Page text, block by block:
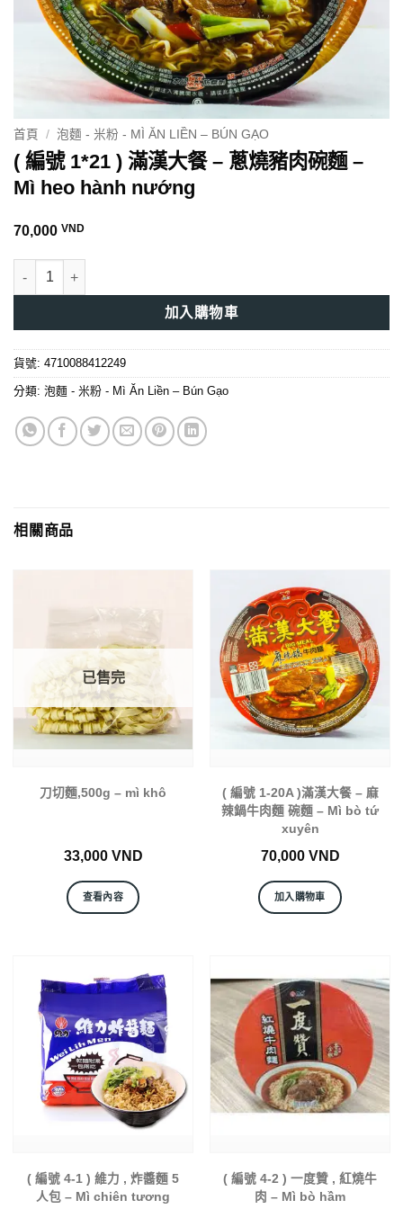
首頁 / 泡麵 - 米粉 - MÌ ĂN LIỀN – BÚN GẠO
( 編號 1*21 ) 滿漢大餐 – 蔥燒豬肉碗麵 –
Mì heo hành nướng
70,000 VND
( 編號 1*21 ) 滿漢大餐 - 蔥燒豬肉碗麵 - Mì heo hành nướng 數量
加入購物車
貨號: 4710088412249
分類: 泡麵 - 米粉 - Mì Ăn Liền – Bún Gạo
相關商品
已售完
刀切麵,500g – mì khô
33,000 VND
查看內容
( 編號 1-20A )滿漢大餐 – 麻
辣鍋牛肉麵 碗麵 – Mì bò tứ
xuyên
70,000 VND
加入購物車
( 編號 4-1 ) 維力 , 炸醬麵 5
人包 – Mì chiên tương
( 編號 4-2 ) 一度贊 , 紅燒牛
肉 – Mì bò hầm